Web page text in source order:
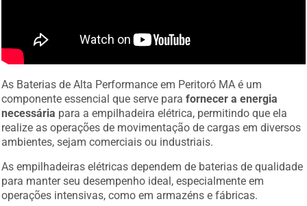
As Baterias de Alta Performance em Peritoró MA é um
componente essencial que serve parafornecer a energia
necessária para a empilhadeira elétrica, permitindo que ela
realize as operações de movimentação de cargas em diversos
ambientes, sejam comerciais ou industriais.
As empilhadeiras elétricas dependem de baterias de qualidade
para manter seu desempenho ideal, especialmente em
operações intensivas, como em armazéns e fábricas.